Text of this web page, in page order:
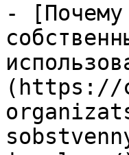
- [Почему
(https://